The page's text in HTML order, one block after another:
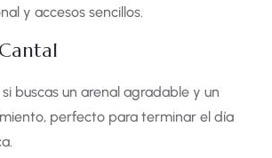
y accesos sencillos.
buscas un arenal agradable y un
perfecto para terminar el día